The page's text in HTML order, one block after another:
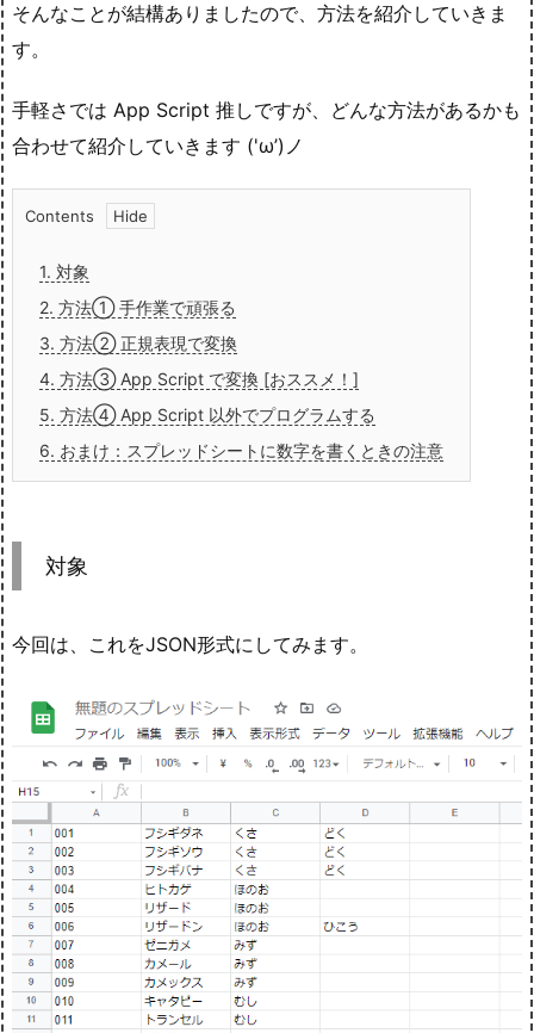
そんなことが結構ありましたので、方法を紹介していきま
す。
手軽さでは App Script 推しですが、どんな方法があるかも
合わせて紹介していきます ('ω’)ノ
Contents
1. 対象
2. 方法① 手作業で頑張る
3. 方法② 正規表現で変換
4. 方法③ App Script で変換 [おススメ！]
5. 方法④ App Script 以外でプログラムする
6. おまけ：スプレッドシートに数字を書くときの注意
対象
今回は、これをJSON形式にしてみます。